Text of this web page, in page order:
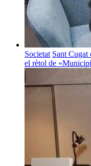
Societat Sant
el rètol de